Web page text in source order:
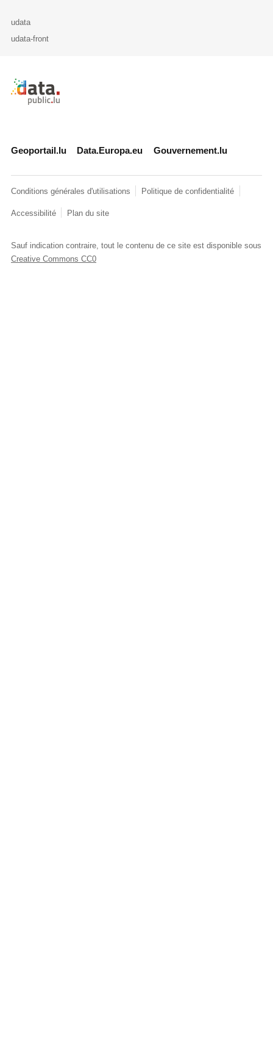
udata
udata-front
Retour à l'accueil de data.public.lu
Geoportail.lu Data.Europa.eu Gouvernement.lu
Conditions générales d'utilisations Politique de confidentialité
Accessibilité Plan du site
Sauf indication contraire, tout le contenu de ce site est disponible sous
Creative Commons CC0